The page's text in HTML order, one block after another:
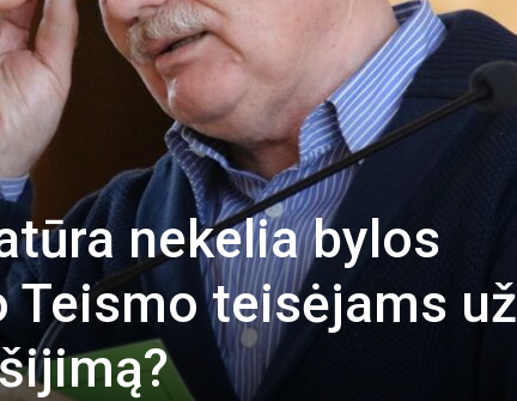
nekelia bylos
teisėjams už